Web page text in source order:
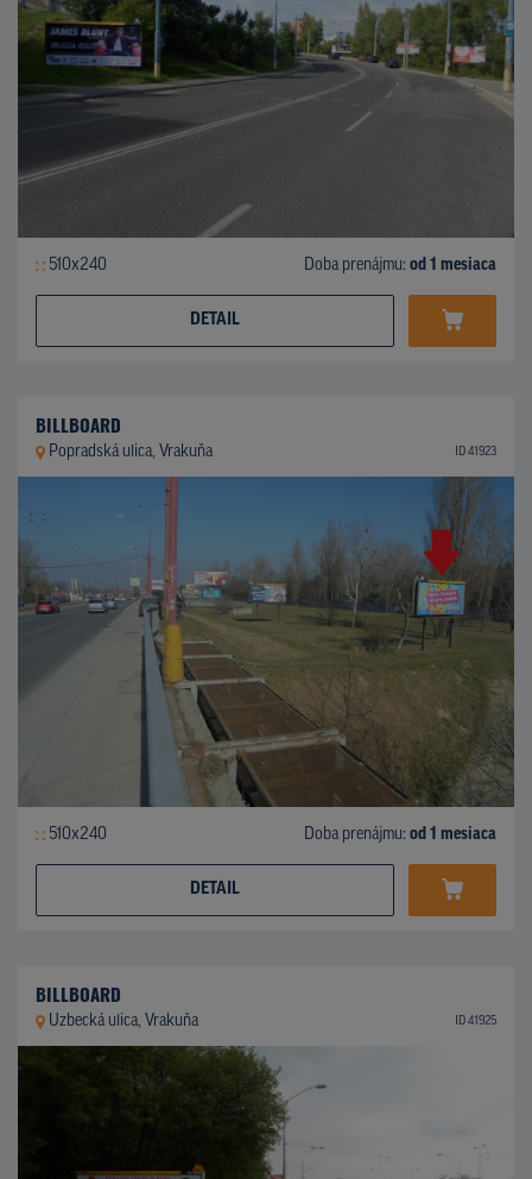
510x240 Doba prenájmu: od 1 mesiaca
DETAIL
BILLBOARD
Popradská ulica, Vrakuňa ID 41923
510x240 Doba prenájmu: od 1 mesiaca
DETAIL
BILLBOARD
Uzbecká ulica, Vrakuňa ID 41925